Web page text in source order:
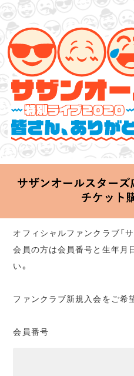
サザンオールスターズ 特別ライ
「Keep Smilin’～皆さん、ありが
2020.06.25 Thu 20:00 Start at
オフィシャルファンクラブ「
会員の方は会員番号と生年月
い。
ファンクラブ新規入会をご希
会員番号